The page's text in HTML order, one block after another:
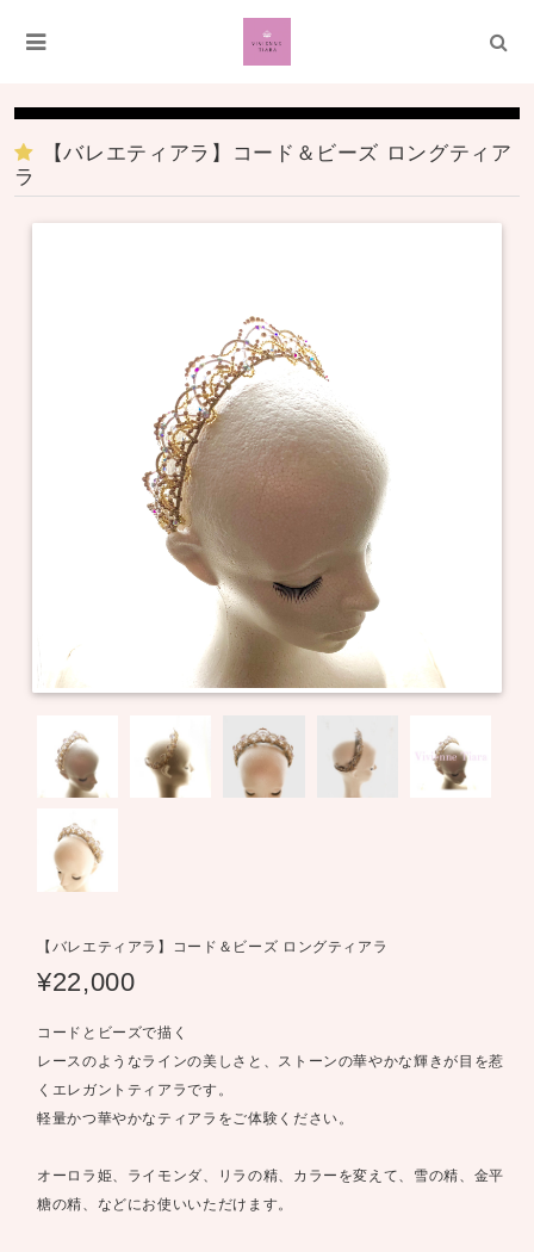
【バレエティアラ】コード＆ビーズ ロングティア
ラ
【バレエティアラ】コード＆ビーズ ロングティアラ
¥22,000
コードとビーズで描く
レースのようなラインの美しさと、ストーンの華やかな輝きが目を惹
くエレガントティアラです。
軽量かつ華やかなティアラをご体験ください。
オーロラ姫、ライモンダ、リラの精、カラーを変えて、雪の精、金平
糖の精、などにお使いいただけます。